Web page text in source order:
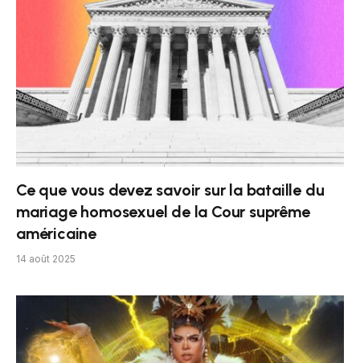
Ce que vous devez savoir sur la bataille du
mariage homosexuel de la Cour suprême
américaine
14 août 2025